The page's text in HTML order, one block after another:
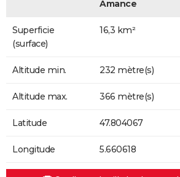
Amance
Superficie
(surface)
16,3 km²
Altitude min. 232 mètre(s)
Altitude max. 366 mètre(s)
Latitude 47.804067
Longitude 5.660618